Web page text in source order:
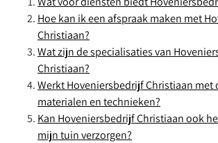
Hoe kan ik een afspraak maken met
Christiaan?
Wat zijn de specialisaties van
Christiaan?
Werkt Hoveniersbedrijf Christiaan met
materialen en technieken?
Kan Hoveniersbedrijf Christiaan ook
mijn tuin verzorgen?